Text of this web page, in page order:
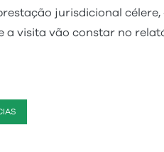
jurisdicional
a visita vão constar no